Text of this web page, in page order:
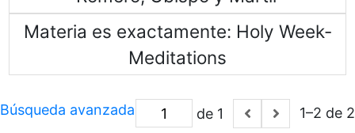
Materia es exactamente Holy Week-
Meditations
de 1 1–2 de 2
Búsqueda avanzada